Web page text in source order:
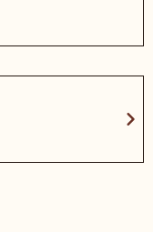
chevron_right